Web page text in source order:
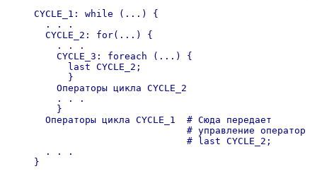
CYCLE_1: while (...) {
  . . .
  CYCLE_2: for(...) {
    . . .
    CYCLE_3: foreach (...) {
      last CYCLE_2;
      }
    Операторы цикла CYCLE_2
    . . .
    }
  Операторы цикла CYCLE_1  # Сюда передает
                           # управление оператор
                           # last CYCLE_2;
  . . .